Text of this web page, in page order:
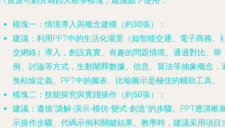
模塊一：情境導入與概念建構（約30張）
：
建議 ：利用PPT中的生活化場景（如智能交通、電子商務、
交網絡）導入，創設真實、有趣的問題情境。通過對比、舉
例、討論等方式，生動闡釋數據、信息、算法等抽象概念，
免枯燥定義。PPT中的圖表、比喻圖示是極佳的輔助工具。
模塊二：技能探究與實踐操作（約50張）
：
建議 ：遵循“講解-演示-模仿-變式-創造”的步驟。PPT應清晰
示操作步驟、代碼示例和關鍵結果。教學時，建議采用項目